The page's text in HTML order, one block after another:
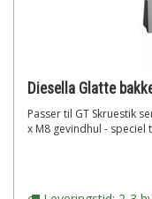
Passer til GT Skruestik
x M8 gevindhul - speciel